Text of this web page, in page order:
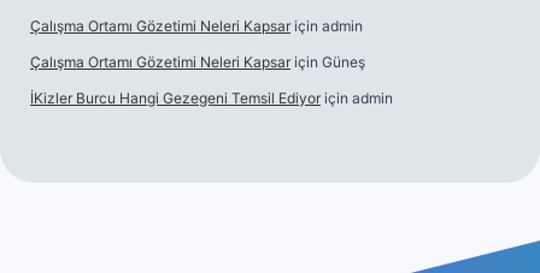
Çalışma Ortamı Gözetimi Neleri Kapsar için admin
Çalışma Ortamı Gözetimi Neleri Kapsar için Güneş
İKizler Burcu Hangi Gezegeni Temsil Ediyor için admin